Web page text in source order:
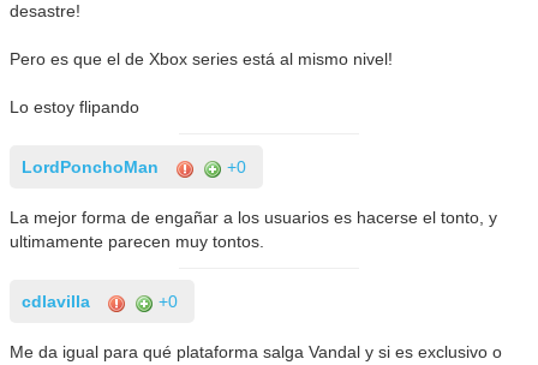
desastre!
Pero es que el de Xbox series está al mismo nivel!
Lo estoy flipando
LordPonchoMan +0
La mejor forma de engañar a los usuarios es hacerse el tonto, y
ultimamente parecen muy tontos.
cdlavilla +0
Me da igual para qué plataforma salga Vandal y si es exclusivo o